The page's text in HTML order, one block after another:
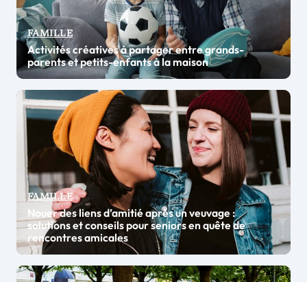
FAMILLE
Activités créatives à partager entre grands-
parents et petits-enfants à la maison
FAMILLE
Nouer des liens d’amitié après un veuvage :
solutions et conseils pour seniors en quête de
rencontres amicales